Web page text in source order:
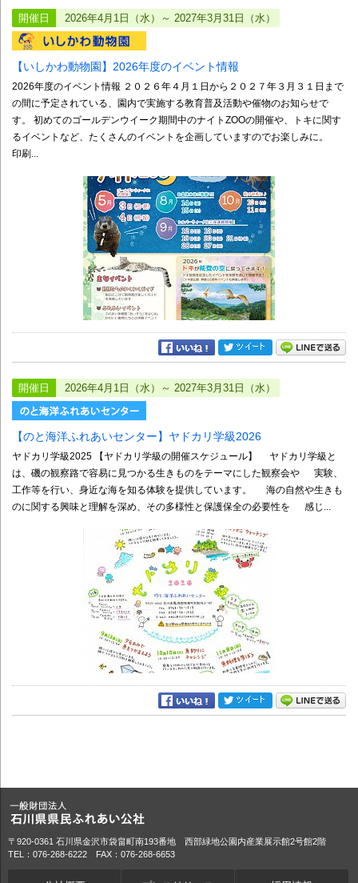
開催日 2026年4月1日（水）～ 2027年3月31日（水）
【いしかわ動物園】2026年度のイベント情報
2026年度のイベント情報 ２０２６年４月１日から２０２７年３月３１日まで
の間に予定されている、園内で実施する教育普及活動や催物のお知らせで
す。 初めてのゴールデンウイーク期間中のナイトZOOの開催や、トキに関す
るイベントなど、たくさんのイベントを企画していますのでお楽しみに。
印刷...
開催日 2026年4月1日（水）～ 2027年3月31日（水）
【のと海洋ふれあいセンター】ヤドカリ学級2026
ヤドカリ学級2025 【ヤドカリ学級の開催スケジュール】 ヤドカリ学級と
は、磯の観察路で容易に見つかる生きものをテーマにした観察会や 実験、
工作等を行い、身近な海を知る体験を提供しています。 海の自然や生きも
のに関する興味と理解を深め、その多様性と保護保全の必要性を 感じ...
〒920-0361 石川県金沢市袋畠町南193番地 西部緑地公園内産業展示館2号館2階
TEL：076-268-6222 FAX：076-268-6653